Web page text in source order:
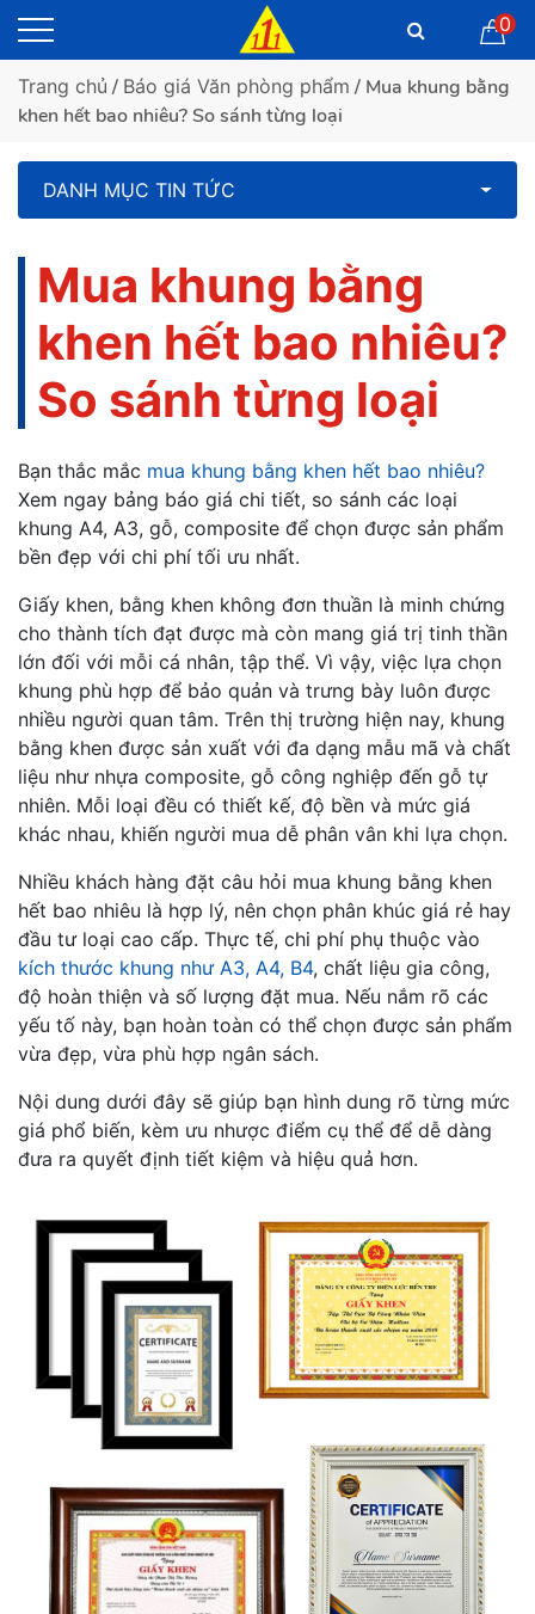
0
Trang chủ / Báo giá Văn phòng phẩm / Mua khung bằng
khen hết bao nhiêu? So sánh từng loại
DANH MỤC TIN TỨC
Mua khung bằng
khen hết bao nhiêu?
So sánh từng loại
Bạn thắc mắc mua khung bằng khen hết bao nhiêu?
Xem ngay bảng báo giá chi tiết, so sánh các loại
khung A4, A3, gỗ, composite để chọn được sản phẩm
bền đẹp với chi phí tối ưu nhất.
Giấy khen, bằng khen không đơn thuần là minh chứng
cho thành tích đạt được mà còn mang giá trị tinh thần
lớn đối với mỗi cá nhân, tập thể. Vì vậy, việc lựa chọn
khung phù hợp để bảo quản và trưng bày luôn được
nhiều người quan tâm. Trên thị trường hiện nay, khung
bằng khen được sản xuất với đa dạng mẫu mã và chất
liệu như nhựa composite, gỗ công nghiệp đến gỗ tự
nhiên. Mỗi loại đều có thiết kế, độ bền và mức giá
khác nhau, khiến người mua dễ phân vân khi lựa chọn.
Nhiều khách hàng đặt câu hỏi mua khung bằng khen
hết bao nhiêu là hợp lý, nên chọn phân khúc giá rẻ hay
đầu tư loại cao cấp. Thực tế, chi phí phụ thuộc vào
kích thước khung như A3, A4, B4, chất liệu gia công,
độ hoàn thiện và số lượng đặt mua. Nếu nắm rõ các
yếu tố này, bạn hoàn toàn có thể chọn được sản phẩm
vừa đẹp, vừa phù hợp ngân sách.
Nội dung dưới đây sẽ giúp bạn hình dung rõ từng mức
giá phổ biến, kèm ưu nhược điểm cụ thể để dễ dàng
đưa ra quyết định tiết kiệm và hiệu quả hơn.